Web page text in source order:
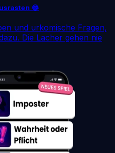
😂
und urkomische Fragen,
Die Lacher gehen nie